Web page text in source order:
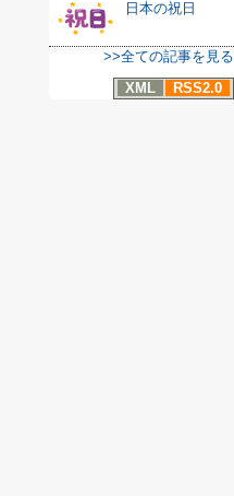
日本の祝日
>>全ての記事を見る
XML
RSS2.0